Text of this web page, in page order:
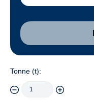
Tonne (t):